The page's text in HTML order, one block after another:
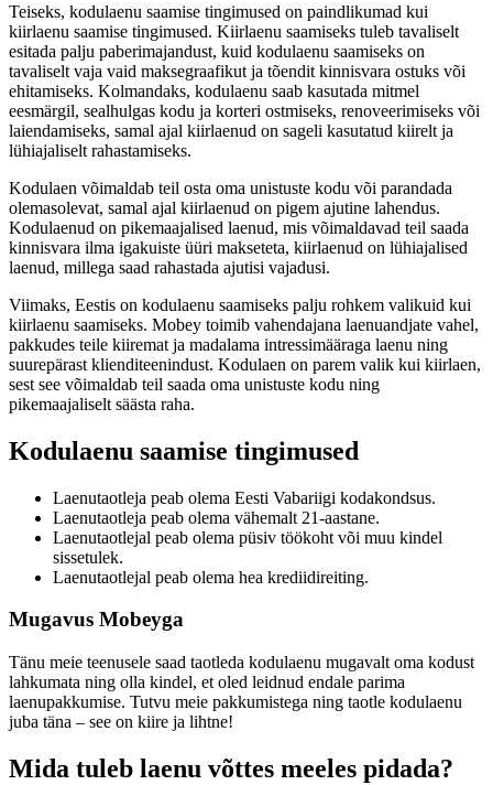
Teiseks, kodulaenu saamise tingimused on paindlikumad kui
kiirlaenu saamise tingimused. Kiirlaenu saamiseks tuleb tavaliselt
esitada palju paberimajandust, kuid kodulaenu saamiseks on
tavaliselt vaja vaid maksegraafikut ja tõendit kinnisvara ostuks või
ehitamiseks. Kolmandaks, kodulaenu saab kasutada mitmel
eesmärgil, sealhulgas kodu ja korteri ostmiseks, renoveerimiseks või
laiendamiseks, samal ajal kiirlaenud on sageli kasutatud kiirelt ja
lühiajaliselt rahastamiseks.
Kodulaen võimaldab teil osta oma unistuste kodu või parandada
olemasolevat, samal ajal kiirlaenud on pigem ajutine lahendus.
Kodulaenud on pikemaajalised laenud, mis võimaldavad teil saada
kinnisvara ilma igakuiste üüri makseteta, kiirlaenud on lühiajalised
laenud, millega saad rahastada ajutisi vajadusi.
Viimaks, Eestis on kodulaenu saamiseks palju rohkem valikuid kui
kiirlaenu saamiseks. Mobey toimib vahendajana laenuandjate vahel,
pakkudes teile kiiremat ja madalama intressimääraga laenu ning
suurepärast klienditeenindust. Kodulaen on parem valik kui kiirlaen,
sest see võimaldab teil saada oma unistuste kodu ning
pikemaajaliselt säästa raha.
Kodulaenu saamise tingimused
Laenutaotleja peab olema Eesti Vabariigi kodakondsus.
Laenutaotleja peab olema vähemalt 21-aastane.
Laenutaotlejal peab olema püsiv töökoht või muu kindel
sissetulek.
Laenutaotlejal peab olema hea krediidireiting.
Mugavus Mobeyga
Tänu meie teenusele saad taotleda kodulaenu mugavalt oma kodust
lahkumata ning olla kindel, et oled leidnud endale parima
laenupakkumise. Tutvu meie pakkumistega ning taotle kodulaenu
juba täna – see on kiire ja lihtne!
Mida tuleb laenu võttes meeles pidada?